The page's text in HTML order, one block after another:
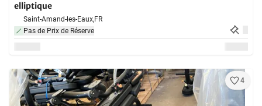
elliptique
Saint-Amand-les-Eaux,FR
Pas de Prix de Réserve
4